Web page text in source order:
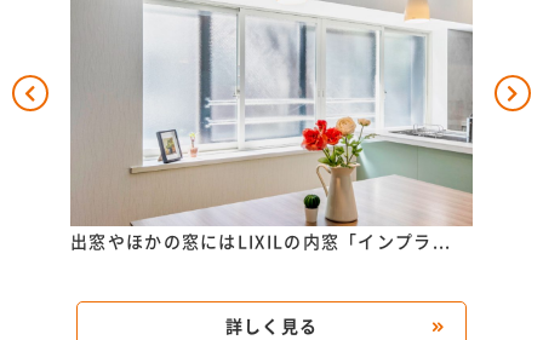
出窓やほかの窓にはLIXILの内窓「インプラ...
詳しく見る